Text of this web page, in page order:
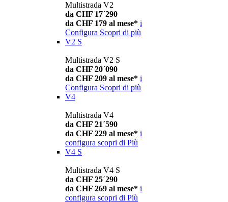
Multistrada V2
da CHF 17´290
da CHF 179 al mese* i
Configura Scopri di più
V2 S
Multistrada V2 S
da CHF 20´090
da CHF 209 al mese* i
Configura Scopri di più
V4
Multistrada V4
da CHF 21´590
da CHF 229 al mese* i
configura scopri di Più
V4 S
Multistrada V4 S
da CHF 25´290
da CHF 269 al mese* i
configura scopri di Più